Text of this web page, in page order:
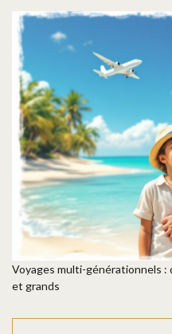
Voyages multi-générationnels
et grands